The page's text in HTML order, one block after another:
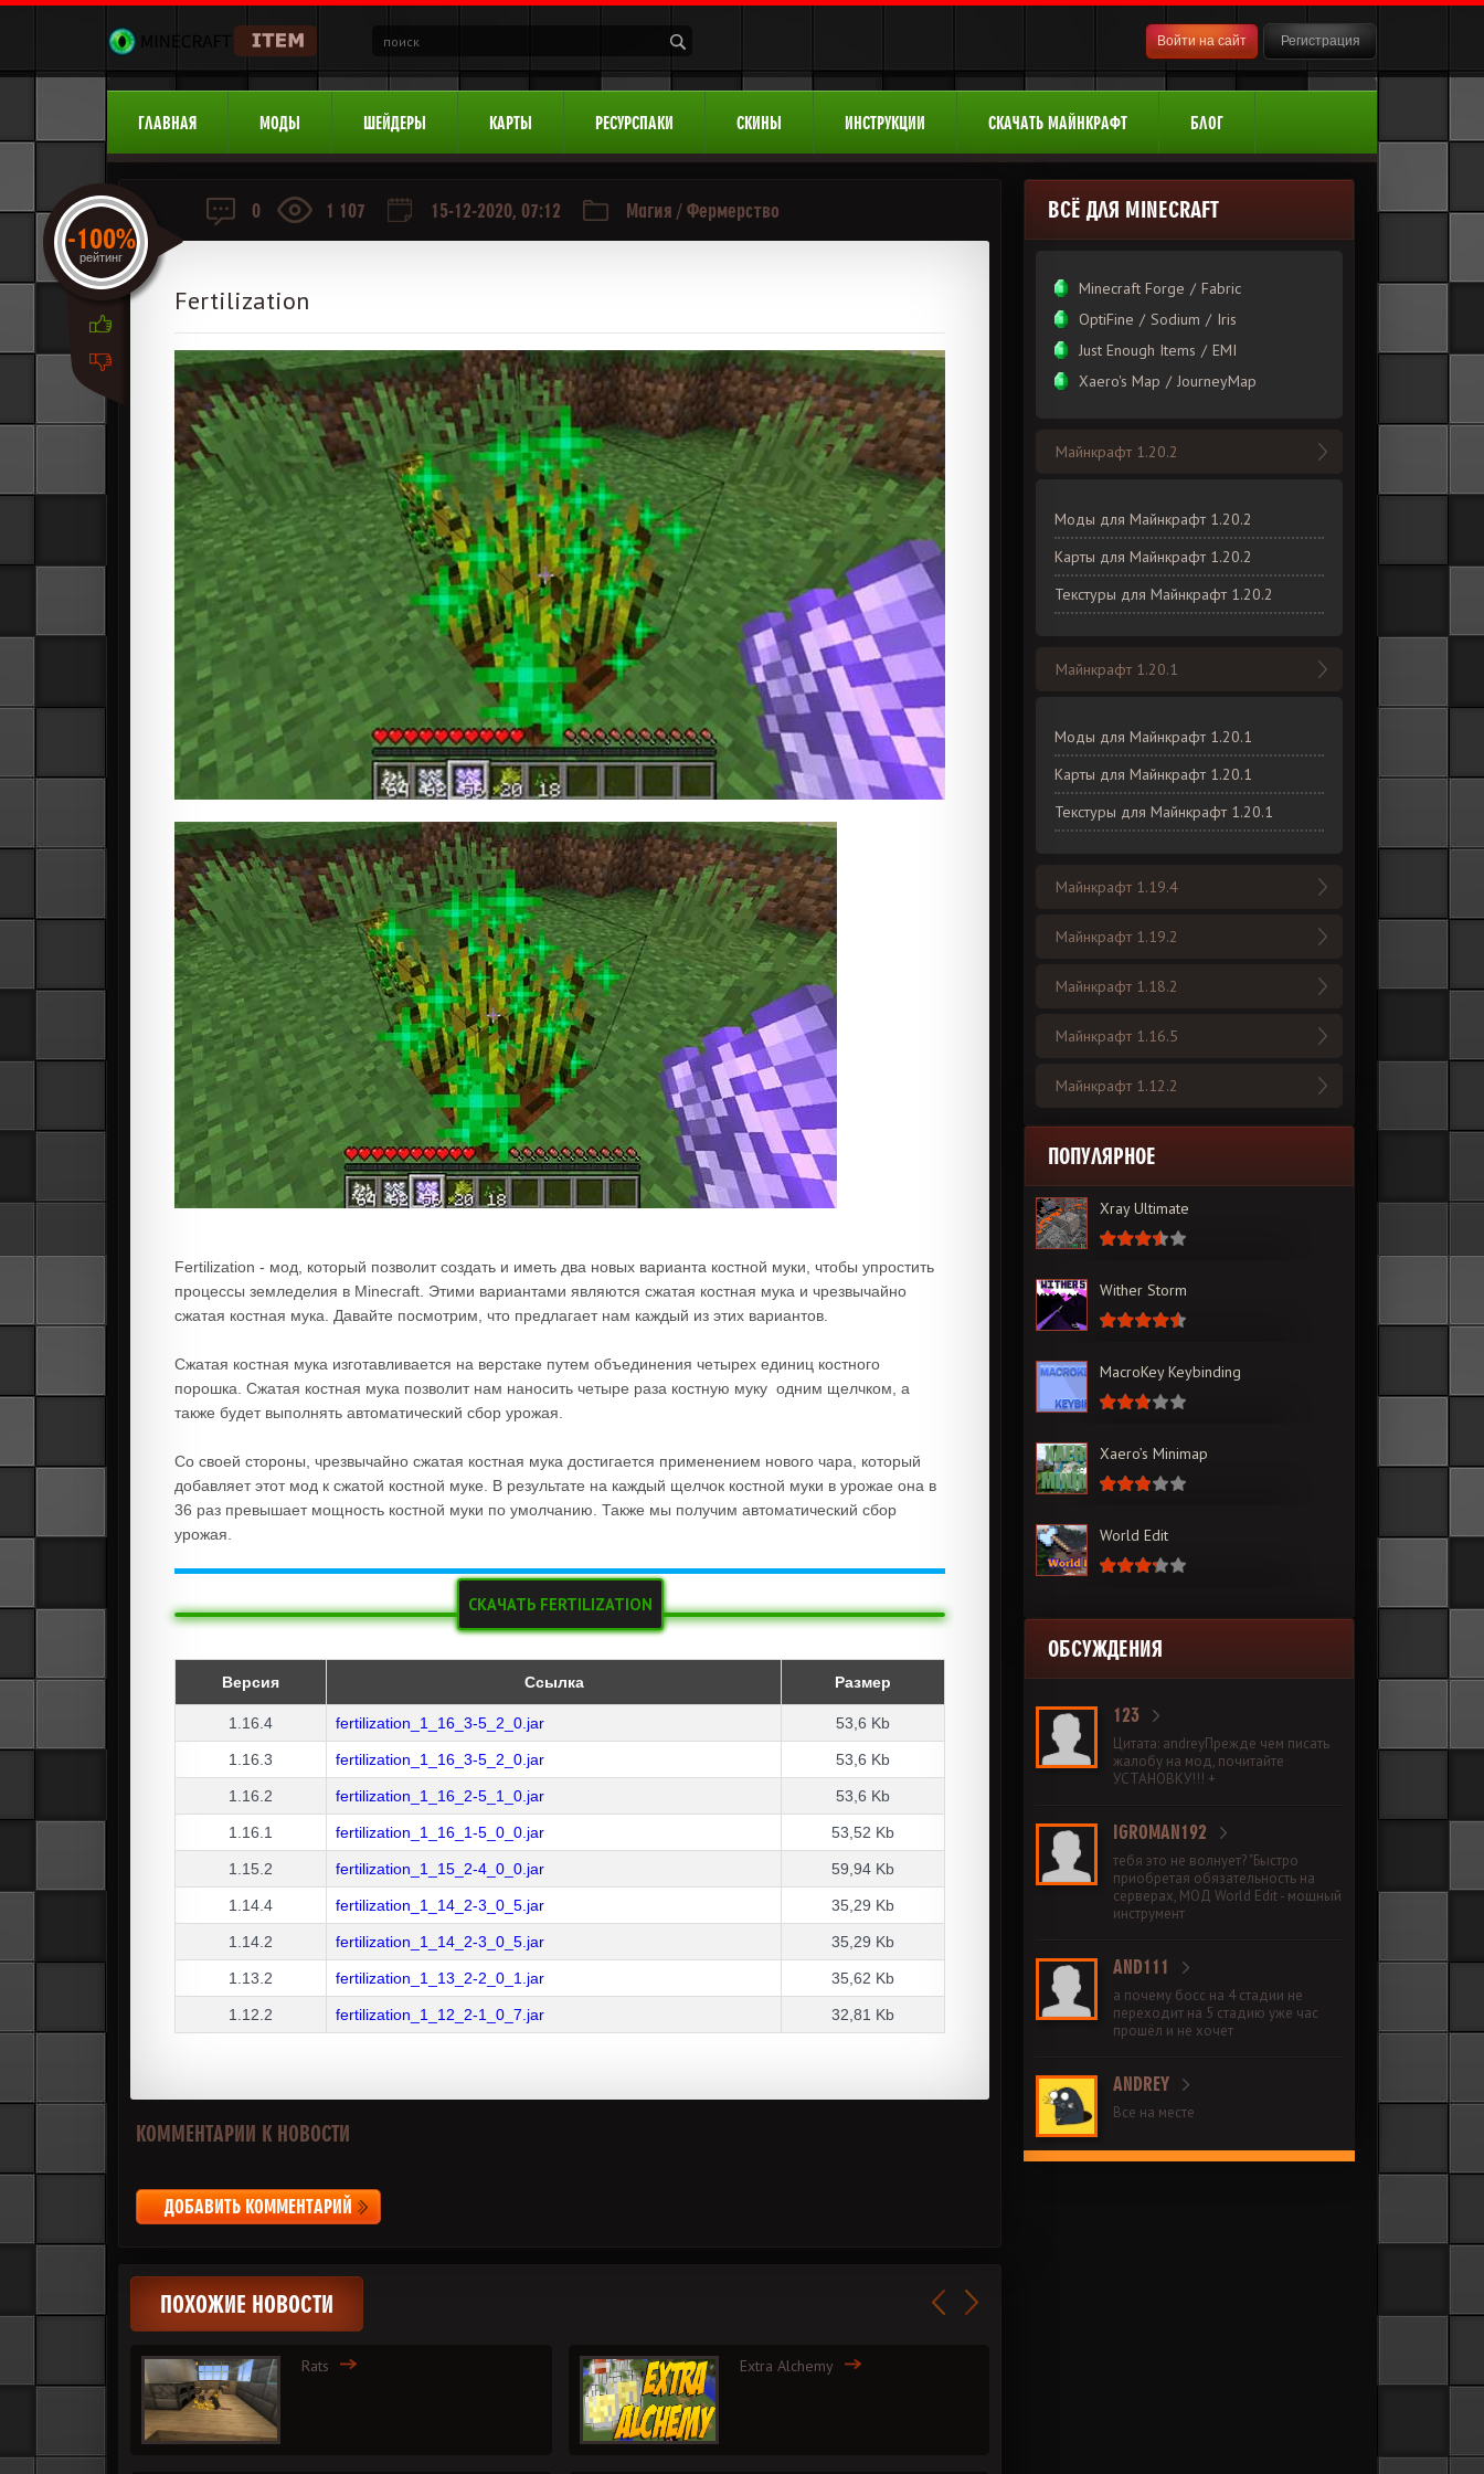
Войти на сайт Регистрация
ГЛАВНАЯ МОДЫ ШЕЙДЕРЫ КАРТЫ РЕСУРСПАКИ СКИНЫ ИНСТРУКЦИИ СКАЧАТЬ МАЙНКРАФТ БЛОГ
0 1 107 15-12-2020, 07:12 Магия / Фермерство
Fertilization
Fertilization - мод, который позволит создать и иметь два новых варианта костной муки, чтобы упростить
процессы земледелия в Minecraft. Этими вариантами являются сжатая костная мука и чрезвычайно
сжатая костная мука. Давайте посмотрим, что предлагает нам каждый из этих вариантов.
Сжатая костная мука изготавливается на верстаке путем объединения четырех единиц костного
порошка. Сжатая костная мука позволит нам наносить четыре раза костную муку одним щелчком, а
также будет выполнять автоматический сбор урожая.
Со своей стороны, чрезвычайно сжатая костная мука достигается применением нового чара, который
добавляет этот мод к сжатой костной муке. В результате на каждый щелчок костной муки в урожае она в
36 раз превышает мощность костной муки по умолчанию. Также мы получим автоматический сбор
урожая.
СКАЧАТЬ FERTILIZATION
Версия Ссылка Размер
1.16.4 fertilization_1_16_3-5_2_0.jar 53,6 Kb
1.16.3 fertilization_1_16_3-5_2_0.jar 53,6 Kb
1.16.2 fertilization_1_16_2-5_1_0.jar 53,6 Kb
1.16.1 fertilization_1_16_1-5_0_0.jar 53,52 Kb
1.15.2 fertilization_1_15_2-4_0_0.jar 59,94 Kb
1.14.4 fertilization_1_14_2-3_0_5.jar 35,29 Kb
1.14.2 fertilization_1_14_2-3_0_5.jar 35,29 Kb
1.13.2 fertilization_1_13_2-2_0_1.jar 35,62 Kb
1.12.2 fertilization_1_12_2-1_0_7.jar 32,81 Kb
-100%
рейтинг
КОММЕНТАРИИ К НОВОСТИ
ДОБАВИТЬ КОММЕНТАРИЙ
ПОХОЖИЕ НОВОСТИ
Rats Extra Alchemy
ВСЁ ДЛЯ MINECRAFT
Minecraft Forge / Fabric
OptiFine / Sodium / Iris
Just Enough Items / EMI
Xаero's Mаp / JourneyMap
Майнкрафт 1.20.2
Моды для Майнкрафт 1.20.2
Карты для Майнкрафт 1.20.2
Текстуры для Майнкрафт 1.20.2
Майнкрафт 1.20.1
Моды для Майнкрафт 1.20.1
Карты для Майнкрафт 1.20.1
Текстуры для Майнкрафт 1.20.1
Майнкрафт 1.19.4
Майнкрафт 1.19.2
Майнкрафт 1.18.2
Майнкрафт 1.16.5
Майнкрафт 1.12.2
ПОПУЛЯРНОЕ
Xray Ultimate
Wither Storm
MacroKey Keybinding
Xaero’s Minimap
World Edit
ОБСУЖДЕНИЯ
123
Цитата: andreyПрежде чем писать
жалобу на мод, почитайте
УСТАНОВКУ!!! +
IGROMAN192
тебя это не волнует? "Быстро
приобретая обязательность на
серверах, МОД World Edit - мощный
инструмент
AND111
а почему босс на 4 стадии не
переходит на 5 стадию уже час
прошёл и не хочет
ANDREY
Все на месте